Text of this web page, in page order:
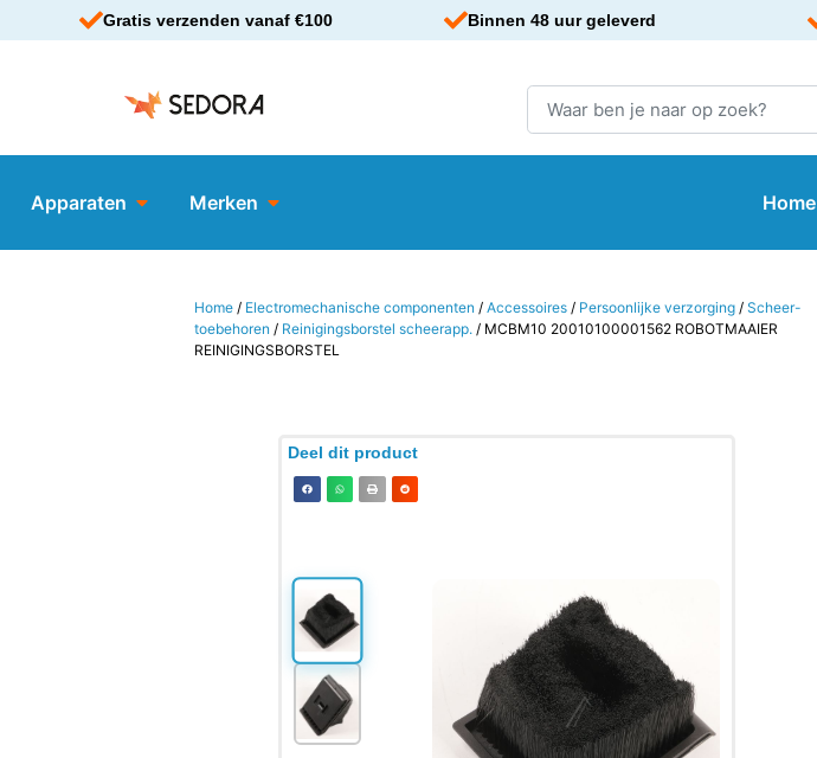
Gratis verzenden vanaf €100 Binnen 48 uur geleverd
Apparaten Merken Home
Home / Electromechanische componenten /Accessoires / Persoonlijke verzorging /Scheer-
toebehoren / Reinigingsborstel scheerapp. / MCBM10 20010100001562 ROBOTMAAIER
REINIGINGSBORSTEL
Deel dit product